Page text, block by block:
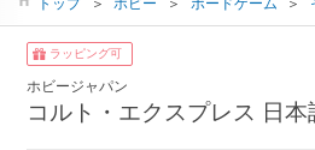
トップ ＞ ホビー ＞ ボードゲーム ＞
ラッピング可
ホビージャパン
コルト・エクスプレス 日本